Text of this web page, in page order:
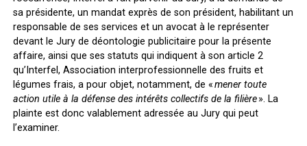
sa présidente, un mandat exprès de son président, habilitant un
responsable de ses services et un avocat à le représenter
devant le Jury de déontologie publicitaire pour la présente
affaire, ainsi que ses statuts qui indiquent à son article 2
qu’Interfel, Association interprofessionnelle des fruits et
légumes frais, a pour objet, notamment, de «mener toute
action utile à la défense des intérêts collectifs de la filière». La
plainte est donc valablement adressée au Jury qui peut
l’examiner.